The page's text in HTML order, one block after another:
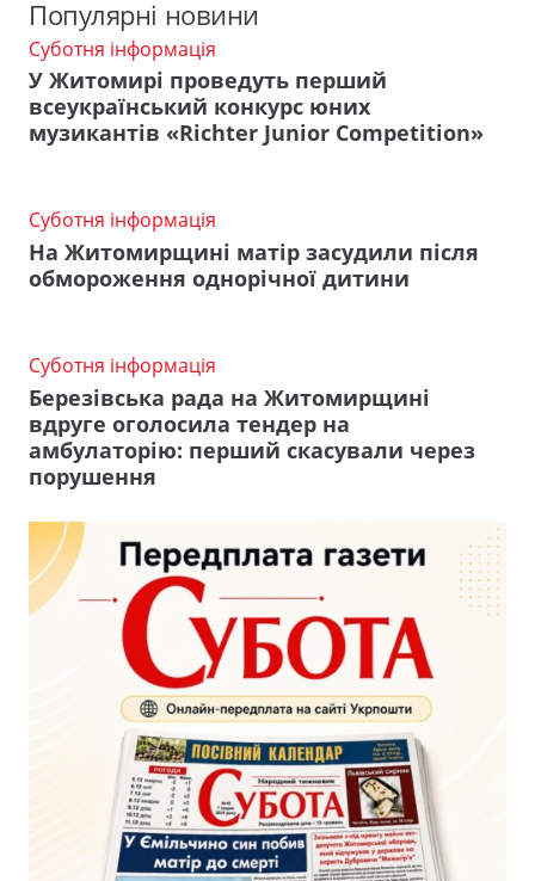
Популярні новини
Суботня інформація
У Житомирі проведуть перший
всеукраїнський конкурс юних
музикантів «Richter Junior Competition»
Суботня інформація
На Житомирщині матір засудили після
обмороження однорічної дитини
Суботня інформація
Березівська рада на Житомирщині
вдруге оголосила тендер на
амбулаторію: перший скасували через
порушення